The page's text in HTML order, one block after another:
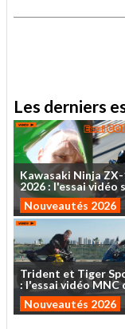
Les derniers
Kawasaki NinjaZX-
2026: l'essaividéo
Nouveautés 2026
Trident et Tiger
: l'essaividéoMNC
Nouveautés 2026